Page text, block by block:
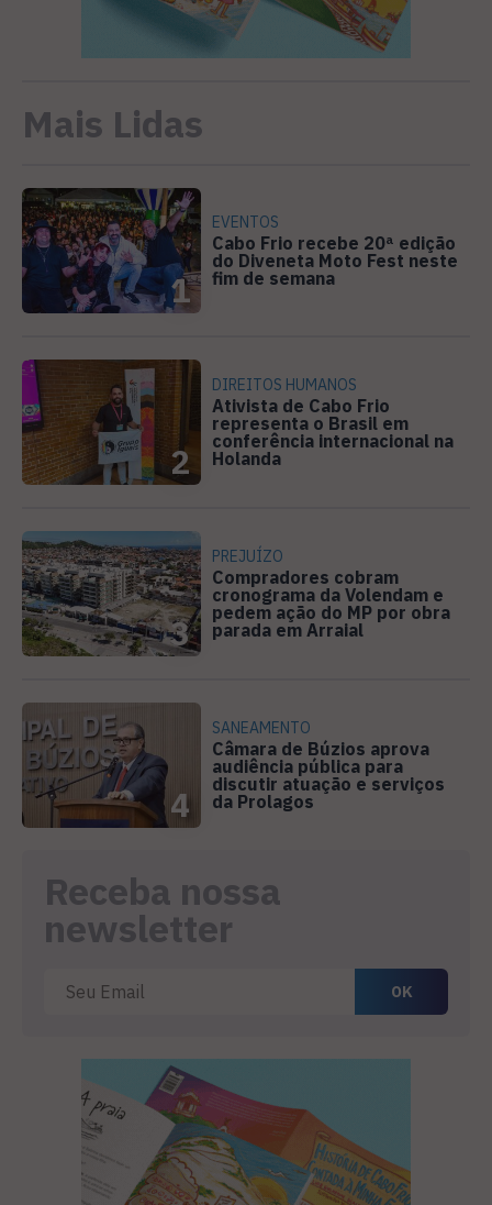
Mais Lidas
1
EVENTOS
Cabo Frio recebe 20ª edição
do Diveneta Moto Fest neste
fim de semana
2
DIREITOS HUMANOS
Ativista de Cabo Frio
representa o Brasil em
conferência internacional na
Holanda
3
PREJUÍZO
Compradores cobram
cronograma da Volendam e
pedem ação do MP por obra
parada em Arraial
4
SANEAMENTO
Câmara de Búzios aprova
audiência pública para
discutir atuação e serviços
da Prolagos
Receba nossa
newsletter